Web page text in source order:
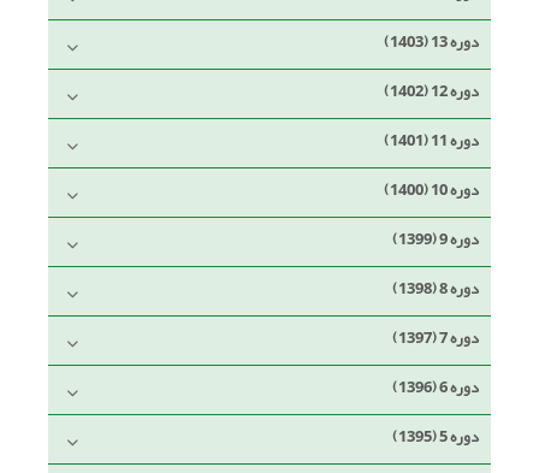
دوره 13 (1403)
دوره 12 (1402)
دوره 11 (1401)
دوره 10 (1400)
دوره 9 (1399)
دوره 8 (1398)
دوره 7 (1397)
دوره 6 (1396)
دوره 5 (1395)